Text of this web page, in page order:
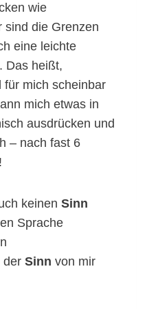
wie
sind die Grenzen
eine leichte
Das heißt,
für mich scheinbar
mich etwas in
ausdrücken und
– nach fast 6
keinen Sinn
Sprache
der Sinn von mir